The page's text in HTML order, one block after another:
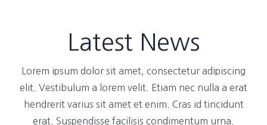
Latest News
Lorem ipsum dolor sit amet, consectetur adipiscing
elit. Vestibulum a lorem velit. Etiam nec nulla a erat
hendrerit varius sit amet et enim. Cras id tincidunt
erat. Suspendisse facilisis condimentum urna.